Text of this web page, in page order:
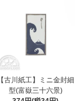
【古川紙工】ミニ金封細
型(富嶽三十六景)